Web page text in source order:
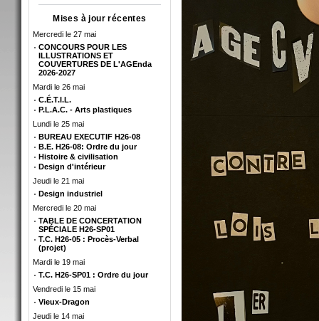
Mises à jour récentes
Mercredi le 27 mai
CONCOURS POUR LES
ILLUSTRATIONS ET
COUVERTURES DE L'AGEnda
2026-2027
Mardi le 26 mai
C.É.T.I.L.
P.L.A.C. - Arts plastiques
Lundi le 25 mai
BUREAU EXECUTIF H26-08
B.E. H26-08: Ordre du jour
Histoire & civilisation
Design d'intérieur
Jeudi le 21 mai
Design industriel
Mercredi le 20 mai
TABLE DE CONCERTATION
SPÉCIALE H26-SP01
T.C. H26-05 : Procès-Verbal
(projet)
Mardi le 19 mai
T.C. H26-SP01 : Ordre du jour
Vendredi le 15 mai
Vieux-Dragon
Jeudi le 14 mai